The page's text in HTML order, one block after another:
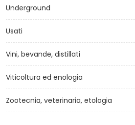
Underground
Usati
Vini, bevande, distillati
Viticoltura ed enologia
Zootecnia, veterinaria, etologia